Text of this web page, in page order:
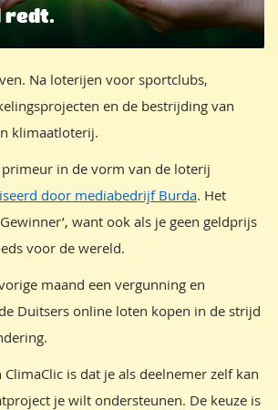
redt.
Na loterijen voor sportclubs,
en de bestrijding van
klimaatloterij.
in de vorm van de loterij
door mediabedrijf Burda. Het
want ook als je geen geldprijs
voor de wereld.
maand een vergunning en
Duitsers online loten kopen in de strijd
is dat je als deelnemer zelf kan
je wilt ondersteunen. De keuze is